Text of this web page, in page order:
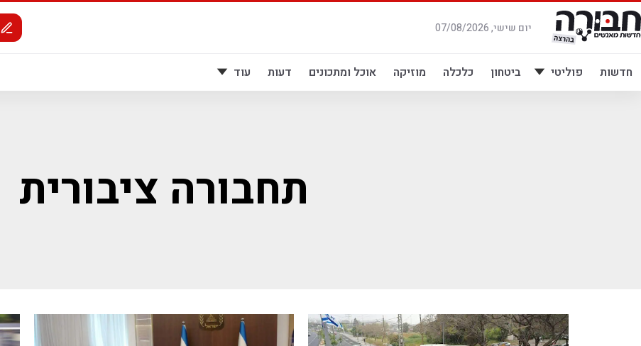
דלג
לתוכן
יום שישי, 07/08/2026
חדשות פוליטי ביטחון כלכלה מוזיקה אוכל ומתכונים דעות עוד
תחבורה ציבורית